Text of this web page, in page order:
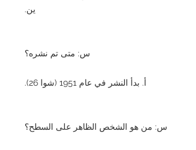
ين.
س: متى تم نشره؟
أ. بدأ النشر في عام 1951 (شوا 26).
س: من هو الشخص الظاهر على السطح؟